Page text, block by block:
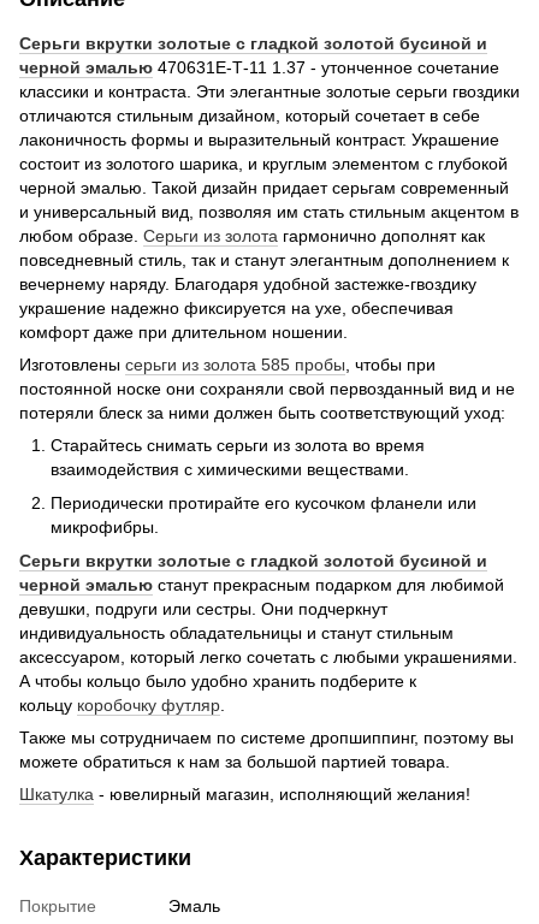
Серьги вкрутки золотые с гладкой золотой бусиной и
черной эмалью 470631Е-Т-11 1.37 - утонченное сочетание
классики и контраста. Эти элегантные золотые серьги гвоздики
отличаются стильным дизайном, который сочетает в себе
лаконичность формы и выразительный контраст. Украшение
состоит из золотого шарика, и круглым элементом с глубокой
черной эмалью. Такой дизайн придает серьгам современный
и универсальный вид, позволяя им стать стильным акцентом в
любом образе. Серьги из золота гармонично дополнят как
повседневный стиль, так и станут элегантным дополнением к
вечернему наряду. Благодаря удобной застежке-гвоздику
украшение надежно фиксируется на ухе, обеспечивая
комфорт даже при длительном ношении.
Изготовлены серьги из золота 585 пробы , чтобы при
постоянной носке они сохраняли свой первозданный вид и не
потеряли блеск за ними должен быть соответствующий уход:
Старайтесь снимать серьги из золота во время
взаимодействия с химическими веществами.
Периодически протирайте его кусочком фланели или
микрофибры.
Серьги вкрутки золотые с гладкой золотой бусиной и
черной эмалью станут прекрасным подарком для любимой
девушки, подруги или сестры. Они подчеркнут
индивидуальность обладательницы и станут стильным
аксессуаром, который легко сочетать с любыми украшениями.
А чтобы кольцо было удобно хранить подберите к
кольцу коробочку футляр.
Также мы сотрудничаем по системе дропшиппинг, поэтому вы
можете обратиться к нам за большой партией товара.
Шкатулка - ювелирный магазин, исполняющий желания!
Характеристики
Покрытие
Эмаль